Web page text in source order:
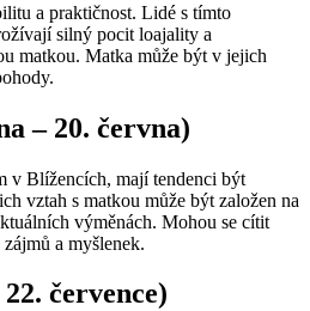
a praktičnost. Lidé s tímto
silný pocit loajality a
matkou. Matka může být v jejich
– 20. června)
v Blížencích, mají tendenci být
vztah s matkou může být založen na
výměnách. Mohou se cítit
a myšlenek.
července)